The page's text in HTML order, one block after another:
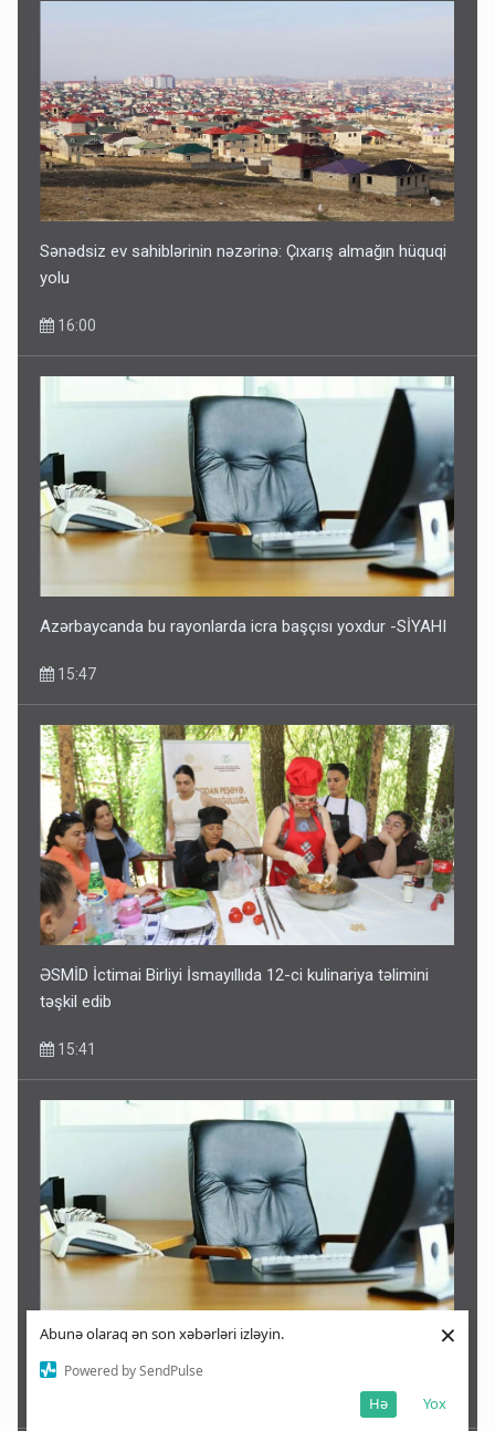
Abunə olaraq ən son xəbərləri izləyin.
Powered by SendPulse
Yox
Hə
×
Sənədsiz ev sahiblərinin nəzərinə: Çıxarış almağın hüquqi
yolu
16:00
Azərbaycanda bu rayonlarda icra başçısı yoxdur -SİYAHI
15:47
ƏSMİD İctimai Birliyi İsmayıllıda 12-ci kulinariya təlimini
təşkil edib
15:41